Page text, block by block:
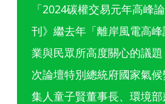
「2024碳權交易元年高峰
刊》繼去年「離岸風電高
業與民眾所高度關心的議
次論壇特別總統府國家氣
集人童子賢董事長、環境